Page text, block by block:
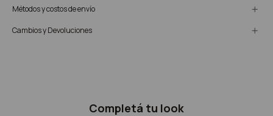
Métodos y costos de envío
Cambios y Devoluciones
Completá tu look